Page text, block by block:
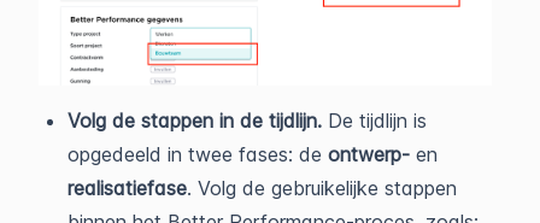
Volg de stappen in de tijdlijn. De tijdlijn is
opgedeeld in twee fases: de ontwerp- en
realisatiefase. Volg de gebruikelijke stappen